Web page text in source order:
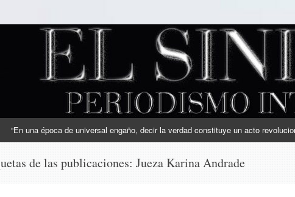
SINDICAL
Inteligente
“En una época de universal engaño, decir la verdad constituye un acto
de las publicaciones: Jueza Karina Andrade